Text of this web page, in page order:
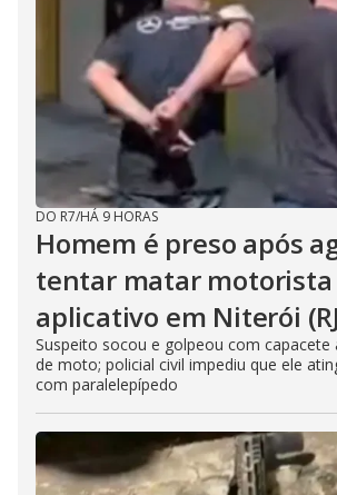
DO R7/HÁ 9 HORAS
Homem é preso após
tentar matar motorista
aplicativo em Niterói
Suspeito socou e golpeou com capacete
de moto; policial civil impediu que ele
com paralelepípedo